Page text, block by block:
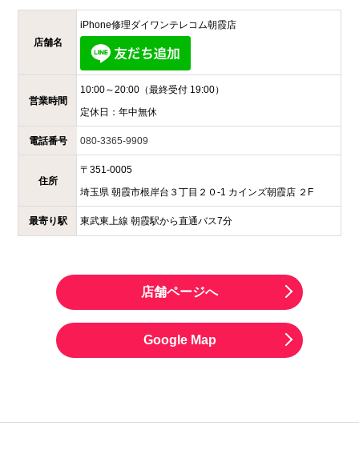
店舗名
iPhone修理ダイワンテレコム朝霞店
営業時間
10:00～20:00（最終受付 19:00）
定休日： 年中無休
電話番号 080-3365-9909
住所
〒 351-0005
埼玉県 朝霞市根岸台３丁目２０-1 カインズ朝霞店 ２F
最寄り駅 東武東上線 朝霞駅から直通バス7分
店舗ページへ
Google Map